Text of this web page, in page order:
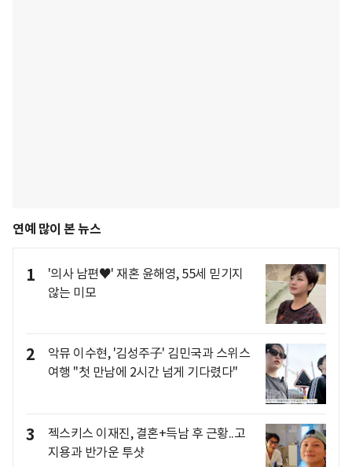
연예 많이 본 뉴스
1
'의사 남편♥' 재혼 윤해영, 55세 믿기지
않는 미모
2
악뮤 이수현, '김성주子' 김민국과 스위스
여행 "첫 만남에 2시간 넘게 기다렸다"
3
젝스키스 이재진, 결혼+득남 후 근황..고
지용과 반가운 투샷